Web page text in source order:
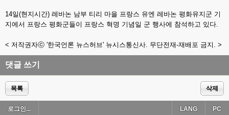
14일(현지시간) 레바논 남부 티리 마을 프랑스 유엔 레바논 평화유지군 기
지에서 프랑스 평화군들이 프랑스 혁명 기념일 군 행사에 참석하고 있다.
< 저작권자ⓒ '한국언론 뉴스허브' 뉴시스통신사. 무단전재-재배포 금지. >
댓글 쓰기
목록 삭제
로그인... PC
LANG